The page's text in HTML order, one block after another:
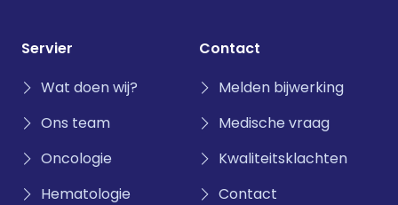
Servier
Wat doen wij?
Ons team
Oncologie
Hematologie
Contact
Melden bijwerking
Medische vraag
Kwaliteitsklachten
Contact